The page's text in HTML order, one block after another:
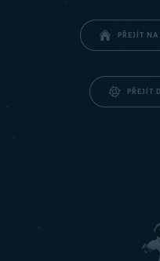
PŘEJÍT
PŘEJÍT